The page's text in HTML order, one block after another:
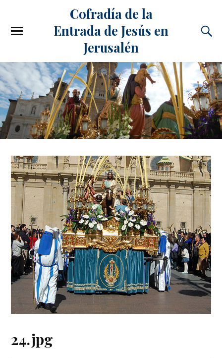
Cofradía de la
Entrada de Jesús en
Jerusalén
24.jpg